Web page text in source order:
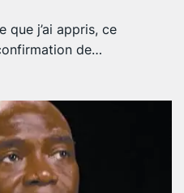
que j’ai appris, ce
de…